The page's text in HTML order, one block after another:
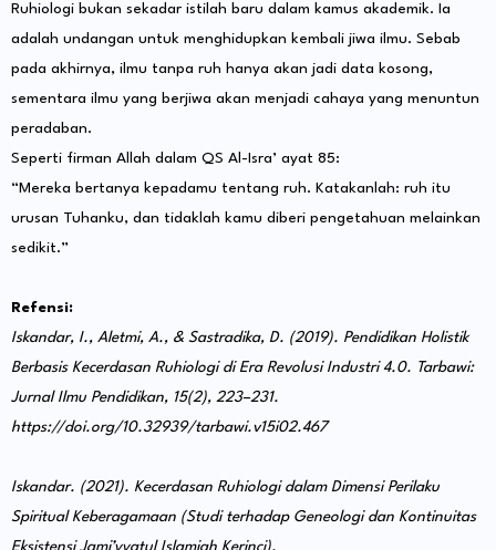
Ruhiologi bukan sekadar istilah baru dalam kamus akademik. Ia
adalah undangan untuk menghidupkan kembali jiwa ilmu. Sebab
pada akhirnya, ilmu tanpa ruh hanya akan jadi data kosong,
sementara ilmu yang berjiwa akan menjadi cahaya yang menuntun
peradaban.
Seperti firman Allah dalam QS Al-Isra’ ayat 85:
“Mereka bertanya kepadamu tentang ruh. Katakanlah: ruh itu
urusan Tuhanku, dan tidaklah kamu diberi pengetahuan melainkan
sedikit.”
Refensi:
Iskandar, I., Aletmi, A., & Sastradika, D. (2019). Pendidikan Holistik
Berbasis Kecerdasan Ruhiologi di Era Revolusi Industri 4.0. Tarbawi:
Jurnal Ilmu Pendidikan, 15(2), 223–231.
https://doi.org/10.32939/tarbawi.v15i02.467
Iskandar. (2021). Kecerdasan Ruhiologi dalam Dimensi Perilaku
Spiritual Keberagamaan (Studi terhadap Geneologi dan Kontinuitas
Eksistensi Jami’yyatul Islamiah Kerinci).